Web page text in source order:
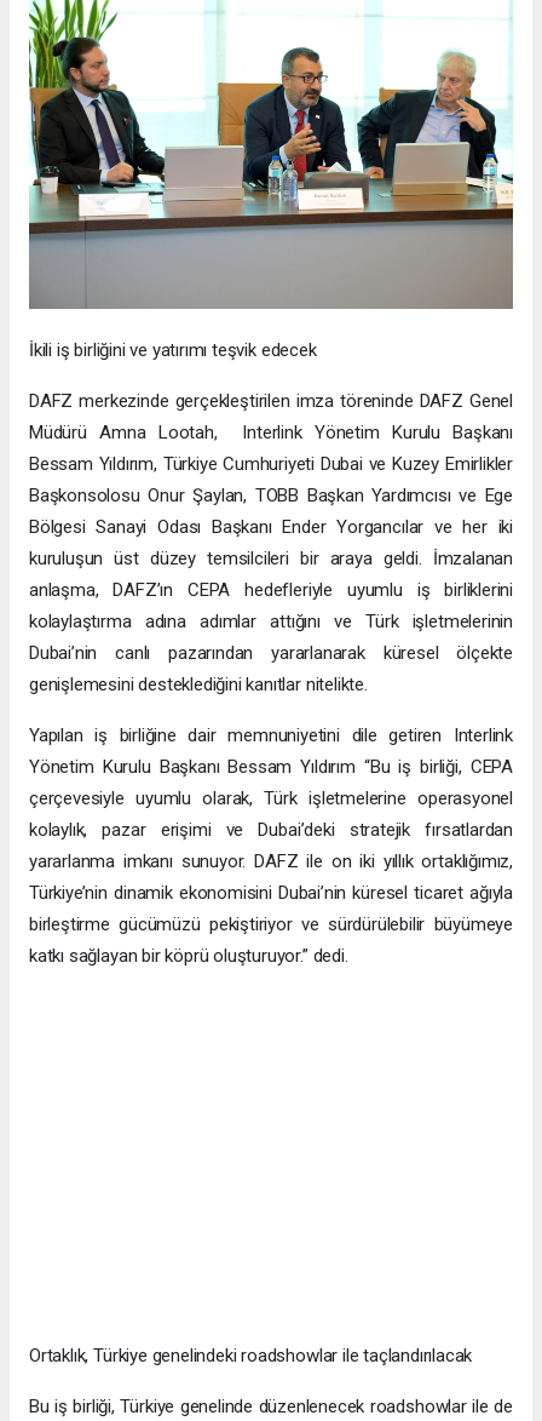
İkili iş birliğini ve yatırımı teşvik edecek
DAFZ merkezinde gerçekleştirilen imza töreninde DAFZ Genel
Müdürü Amna Lootah, Interlink Yönetim Kurulu Başkanı
Bessam Yıldırım, Türkiye Cumhuriyeti Dubai ve Kuzey Emirlikler
Başkonsolosu Onur Şaylan, TOBB Başkan Yardımcısı ve Ege
Bölgesi Sanayi Odası Başkanı Ender Yorgancılar ve her iki
kuruluşun üst düzey temsilcileri bir araya geldi. İmzalanan
anlaşma, DAFZ’ın CEPA hedefleriyle uyumlu iş birliklerini
kolaylaştırma adına adımlar attığını ve Türk işletmelerinin
Dubai’nin canlı pazarından yararlanarak küresel ölçekte
genişlemesini desteklediğini kanıtlar nitelikte.
Yapılan iş birliğine dair memnuniyetini dile getiren Interlink
Yönetim Kurulu Başkanı Bessam Yıldırım “Bu iş birliği, CEPA
çerçevesiyle uyumlu olarak, Türk işletmelerine operasyonel
kolaylık, pazar erişimi ve Dubai’deki stratejik fırsatlardan
yararlanma imkanı sunuyor. DAFZ ile on iki yıllık ortaklığımız,
Türkiye’nin dinamik ekonomisini Dubai’nin küresel ticaret ağıyla
birleştirme gücümüzü pekiştiriyor ve sürdürülebilir büyümeye
katkı sağlayan bir köprü oluşturuyor.” dedi.
Ortaklık, Türkiye genelindeki roadshowlar ile taçlandırılacak
Bu iş birliği, Türkiye genelinde düzenlenecek roadshowlar ile de